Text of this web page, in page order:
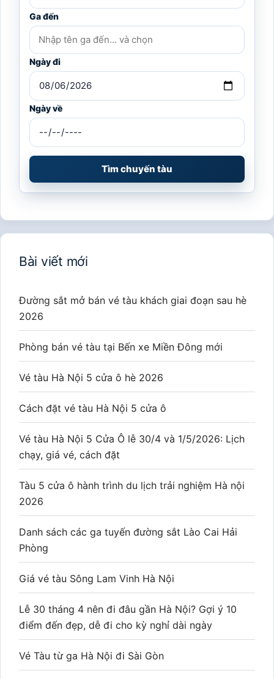
Ga đến
Ngày đi
Ngày về
Tìm chuyến tàu
Bài viết mới
Đường sắt mở bán vé tàu khách giai đoạn sau hè
2026
Phòng bán vé tàu tại Bến xe Miền Đông mới
Vé tàu Hà Nội 5 cửa ô hè 2026
Cách đặt vé tàu Hà Nội 5 cửa ô
Vé tàu Hà Nội 5 Cửa Ô lễ 30/4 và 1/5/2026: Lịch
chạy, giá vé, cách đặt
Tàu 5 cửa ô hành trình du lịch trải nghiệm Hà nội
2026
Danh sách các ga tuyến đường sắt Lào Cai Hải
Phòng
Giá vé tàu Sông Lam Vinh Hà Nội
Lễ 30 tháng 4 nên đi đâu gần Hà Nội? Gợi ý 10
điểm đến đẹp, dễ đi cho kỳ nghỉ dài ngày
Vé Tàu từ ga Hà Nội đi Sài Gòn